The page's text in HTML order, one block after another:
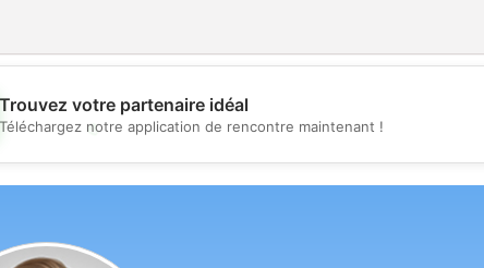
💖
Trouvez votre partenaire idéal
Téléchargez notre application de rencontre maintenant !